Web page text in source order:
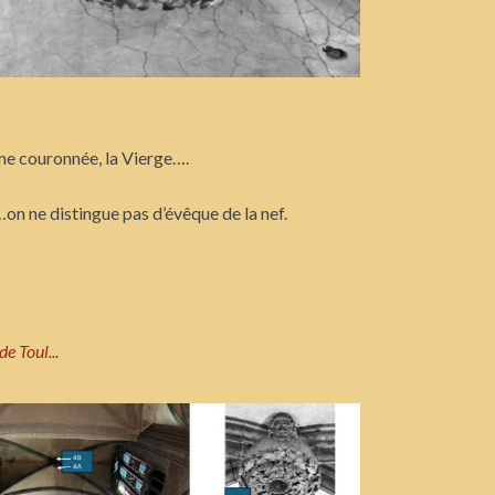
couronnée, la Vierge….
ne distingue pas d’évêque de la nef.
Toul..